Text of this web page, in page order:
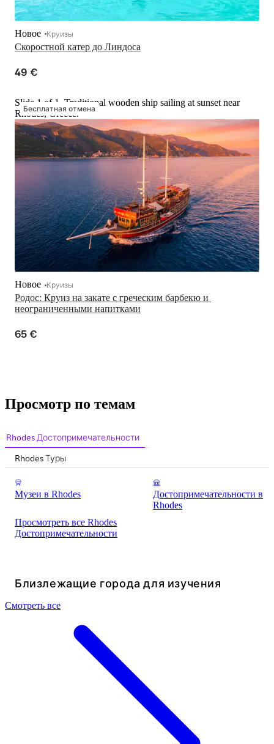
Скоростной катер до Линдоса
Новое Круизы
49 €
Бесплатная отмена
Slide 1 of 1, Traditional wooden ship sailing at sunset near
Rhodes, Greece.
Родос: Круиз на закате с греческим барбекю и
неограниченными напитками
Новое Круизы
65 €
Просмотр по темам
Rhodes Достопримечательности
Rhodes Туры
Музеи в Rhodes
Достопримечательности в
Rhodes
Просмотреть все Rhodes
Достопримечательности
Близлежащие города для изучения
Смотреть все